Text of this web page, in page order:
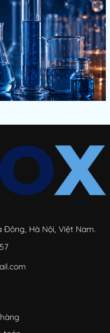
Đông, Hà Nội, Việt Nam.